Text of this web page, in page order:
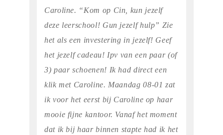
Caroline. “Kom op Cin, kun jezelf
deze leerschool! Gun jezelf hulp” Zie
het als een investering in jezelf! Geef
het jezelf cadeau! Ipv van een paar (of
3) paar schoenen! Ik had direct een
klik met Caroline. Maandag 08-01 zat
ik voor het eerst bij Caroline op haar
mooie fijne kantoor. Vanaf het moment
dat ik bij haar binnen stapte had ik het